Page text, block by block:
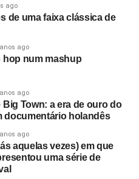
ago
de uma faixa clássica de
ago
hop num mashup
ago
Big Town: a era de ouro do
documentário holandês
ago
aquelas vezes) em que
uma série de